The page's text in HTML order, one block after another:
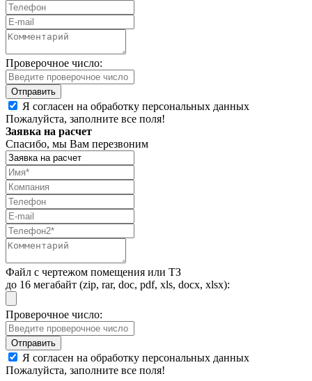
Проверочное число:
Я согласен на обработку персональных данных
Пожалуйста, заполните все поля!
Заявка на расчет
Спасибо, мы Вам перезвоним
Файл с чертежом помещения или ТЗ
до 16 мегабайт (zip, rar, doc, pdf, xls, docx, xlsx):
Проверочное число:
Я согласен на обработку персональных данных
Пожалуйста, заполните все поля!